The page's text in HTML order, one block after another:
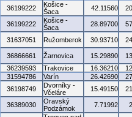
36199222
Košice -
Šaca
42.11560
36199222
Košice -
Šaca
28.89700
31637051 Ružomberok 30.93710
36866661 Žarnovica 15.29890
36239593 Trakovice 16.36210
31594786 Varín 26.42690
36198749
Dvorníky -
Včeláre
15.49150
36389030
Oravský
Podzámok
7.71992